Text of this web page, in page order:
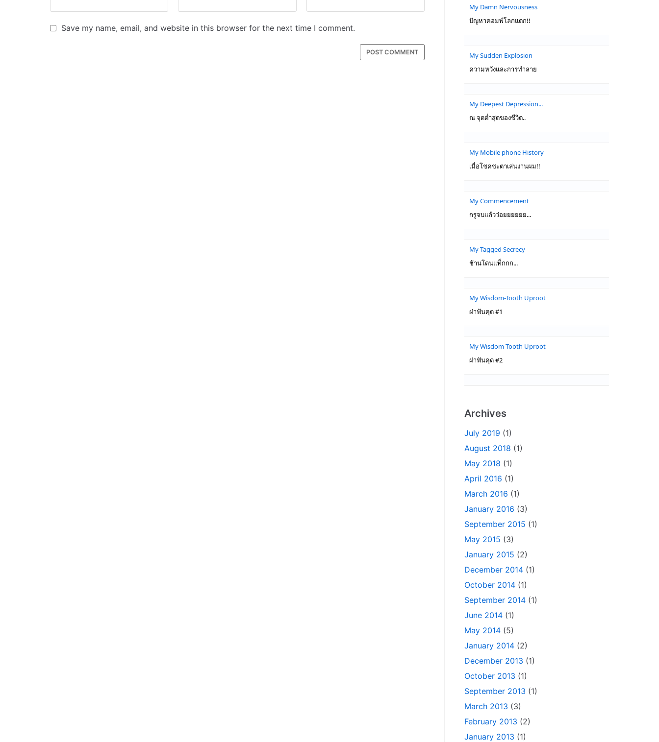
Save my name, email, and website in this browser for the next time I comment.
My Damn Nervousness
ปัญหาคอมพ์โลกแตก!!
My Sudden Explosion
ความหวังและการทำลาย
My Deepest Depression...
ณ จุดต่ำสุดของชีวิต..
My Mobile phone History
เมื่อโชคชะตาเล่นงานผม!!
My Commencement
กรูจบแล้วว่อยยยยยย...
My Tagged Secrecy
ช้านโดนแท็กกก...
My Wisdom-Tooth Uproot
ผ่าฟันคุด #1
My Wisdom-Tooth Uproot
ผ่าฟันคุด #2
Archives
July 2019 (1)
August 2018 (1)
May 2018 (1)
April 2016 (1)
March 2016 (1)
January 2016 (3)
September 2015 (1)
May 2015 (3)
January 2015 (2)
December 2014 (1)
October 2014 (1)
September 2014 (1)
June 2014 (1)
May 2014 (5)
January 2014 (2)
December 2013 (1)
October 2013 (1)
September 2013 (1)
March 2013 (3)
February 2013 (2)
January 2013 (1)